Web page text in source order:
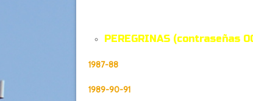
PEREGRINAS (contraseñas
1987-88
1989-90-91